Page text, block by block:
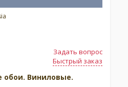
Задать вопрос
Быстрый заказ
обои. Виниловые.